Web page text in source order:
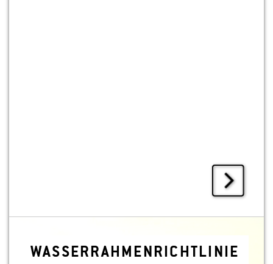
WAS­SER­RAH­MEN­RICHT­LI­NIE